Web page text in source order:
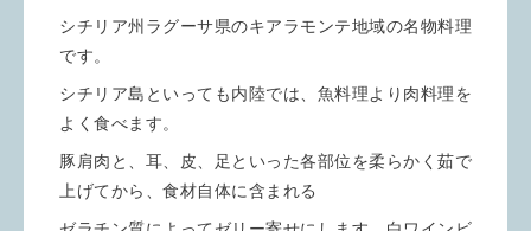
シチリア州ラグーサ県のキアラモンテ地域の名物料理
です。
シチリア島といっても内陸では、魚料理より肉料理を
よく食べます。
豚肩肉と、耳、皮、足といった各部位を柔らかく茹で
上げてから、食材自体に含まれる